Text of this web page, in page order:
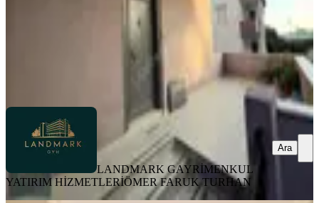
LANDMARK GAYRİMENKUL YATIRIM
ÖMER FARUK TURHAN
LANDMARK GAYRİMENKUL
YATIRIM HİZMETLERİÖMER FARUK TURHAN
Ara